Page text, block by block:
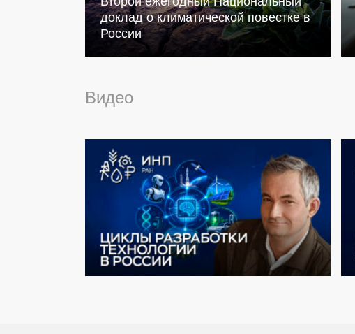
доклад о климатической повестке в
России
Видео